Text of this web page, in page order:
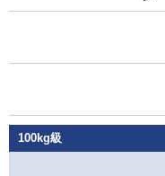
100kg級